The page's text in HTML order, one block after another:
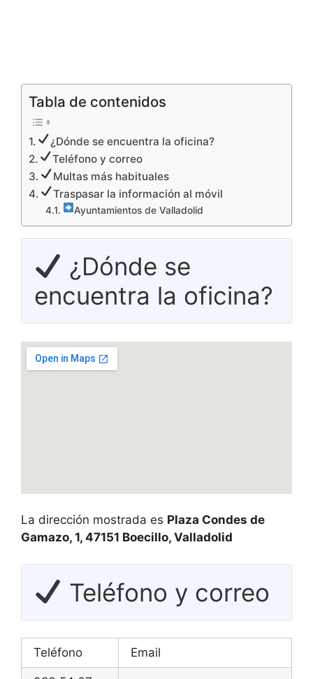
Tabla de contenidos
¿Dónde se encuentra la oficina?
Teléfono y correo
Multas más habituales
Traspasar la información al móvil
Ayuntamientos de Valladolid
¿Dónde se
encuentra la oficina?
La dirección mostrada es Plaza Condes de
Gamazo, 1, 47151 Boecillo, Valladolid
Teléfono y correo
Teléfono Email